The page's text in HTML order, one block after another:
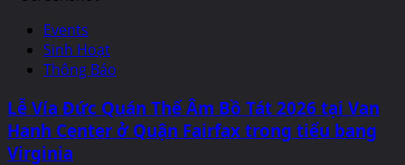
Events
Sinh Hoạt
Thông Báo
Lễ Vía Đức Quán Thế Âm Bồ Tát 2026 tại Van
Hanh Center ở Quận Fairfax trong tiểu bang
Virginia